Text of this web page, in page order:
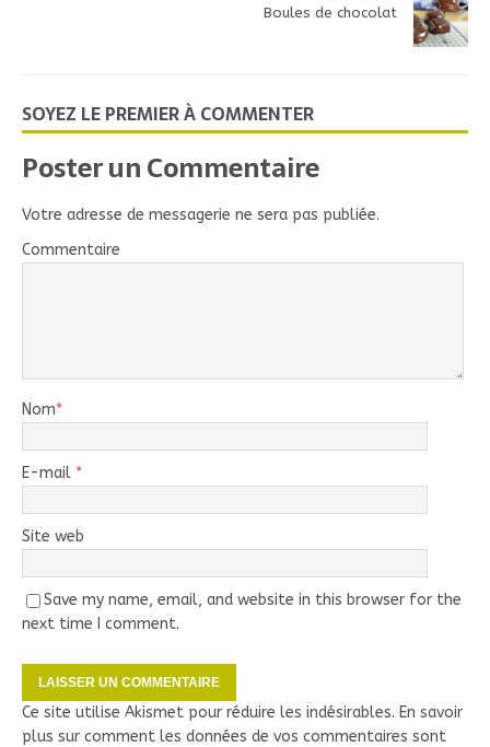
Boules de chocolat
SOYEZ LE PREMIER À COMMENTER
Poster un Commentaire
Votre adresse de messagerie ne sera pas publiée.
Commentaire
Nom*
E-mail *
Site web
Save my name, email, and website in this browser for the
next time I comment.
Ce site utilise Akismet pour réduire les indésirables. En savoir
plus sur comment les données de vos commentaires sont